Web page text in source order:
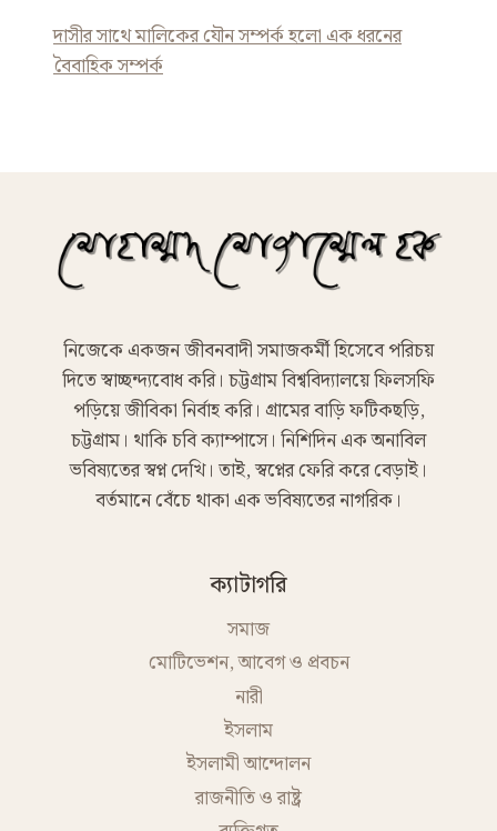
দাসীর সাথে মালিকের যৌন সম্পর্ক হলো এক ধরনের
বৈবাহিক সম্পর্ক
নিজেকে একজন জীবনবাদী সমাজকর্মী হিসেবে পরিচয়
দিতে স্বাচ্ছন্দ্যবোধ করি। চট্টগ্রাম বিশ্ববিদ্যালয়ে ফিলসফি
পড়িয়ে জীবিকা নির্বাহ করি। গ্রামের বাড়ি ফটিকছড়ি,
চট্টগ্রাম। থাকি চবি ক্যাম্পাসে। নিশিদিন এক অনাবিল
ভবিষ্যতের স্বপ্ন দেখি। তাই, স্বপ্নের ফেরি করে বেড়াই।
বর্তমানে বেঁচে থাকা এক ভবিষ্যতের নাগরিক।
ক্যাটাগরি
সমাজ
মোটিভেশন, আবেগ ও প্রবচন
নারী
ইসলাম
ইসলামী আন্দোলন
রাজনীতি ও রাষ্ট্র